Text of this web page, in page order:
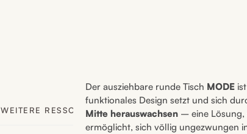
WEITERE RESSOURCEN
Der ausziehbare runde Tisch MODE
funktionales Design setzt und sich
Mitte herauswachsen – eine Lösung,
ermöglicht, sich völlig ungezwungen